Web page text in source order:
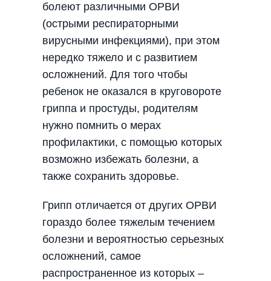
болеют различными ОРВИ
(острыми респираторными
вирусными инфекциями), при этом
нередко тяжело и с развитием
осложнений. Для того чтобы
ребенок не оказался в круговороте
гриппа и простуды, родителям
нужно помнить о мерах
профилактики, с помощью которых
возможно избежать болезни, а
также сохранить здоровье.
Грипп отличается от других ОРВИ
гораздо более тяжелым течением
болезни и вероятностью серьезных
осложнений, самое
распространенное из которых –